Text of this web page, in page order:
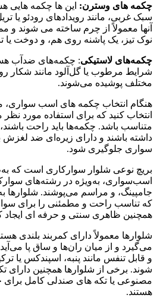
چکمه های وسترن: این ها چکمه هایی
سبک غربی، مانند رویدادهای رودئو یا
آنها معمولاً از چرم ساخته می شوند و
نوک تیز، یک پاشنه روی هم، و دوخت یا
چکمه‌های لاستیکی: چکمه‌های ضدآب
شرایط مرطوب یا گل‌آلود مانند شکار
مختلف پوشیده می‌شوند.
هنگام انتخاب چکمه های اسب سواری،
انتخاب کنید که برای استفاده مورد
متناسب باشد. چکمه‌ها باید راحت
داشته باشند و دارای زیره‌ای ضد لغزش
سواری جلوگیری شود.
بریچ نوعی شلوار سوارکاری است که
اسب‌سواری، به‌ویژه در رشته‌های
جامپینگ، و مراسم می‌پوشند. شلوارها
که تناسب راحت و مطمئنی را برای
همچنین ظاهری سنتی و حرفه ای ایجاد
شلوارها معمولاً دارای کمربند بلندی
می‌گیرد و از میان ران‌ها و ساق پا
و قابل تنفس مانند پنبه، اسپندکس یا
شوند. برخی از شلوارها همچنین دارای
مصنوعی یا تکه های صندلی کامل برای
هستند.